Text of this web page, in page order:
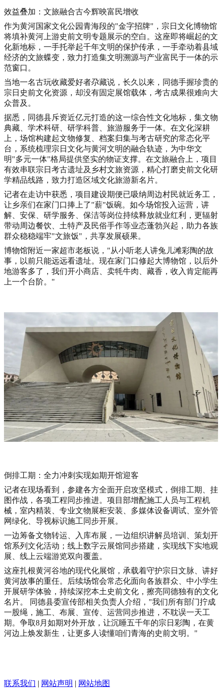
效益叠加：文旅融合古今辉映富民增收
作为黄河国家文化公园青海段的"金字招牌"，宗日文化博物馆
将填补黄河上游史前文明专题展示的空白。这座即将崛起的文
化新地标，一手托举起千年文明的保护传承，一手牵动着县域
经济的文旅蝶变，致力打造集文明溯源与产业富民于一体的示
范窗口。
当地一名古玩收藏爱好者尕藏说，长久以来，同德手握珍贵的
宗日史前文化资源，却没有固定展馆载体，考古成果很难向大
众普及。
据悉，同德县斥资近亿元打造的这一综合性文化地标，集文物
典藏、学术科研、研学科普、旅游服务于一体。在文化深耕
上，场馆构建起文物修复、档案归集与考古研究的常态化平
台，系统梳理宗日文化与黄河文明的融合轨迹，为中华文
明"多元一体"格局提供坚实的物证支撑。在文旅融合上，项目
有效串联宗日考古遗址及乡村文旅资源，精心打磨史前文化研
学精品线路，致力打造区域文化旅游新名片。
记者在走访中获悉，项目建设期便已吸纳周边村民就近务工，
让乡亲们在家门口捧上了"薪"饭碗。如今场馆投入运营，讲
解、安保、研学服务、保洁等岗位持续释放就业红利，更辐射
带动周边餐饮、土特产及民俗手作等业态蓬勃兴起，助力各族
群众稳稳端牢"文旅饭"，共享发展硕果。
博物馆附近一家超市老板说，"从小听老人讲兔儿滩彩陶的故
事，以前只能远远看遗址。现在家门口修起大博物馆，以后外
地游客多了，我们开小商店、卖牦牛肉、藏香，收入肯定能再
上一个台阶。"
倒排工期：全力冲刺实现如期开馆迎客
记者在现场看到，参建各方全面开启攻坚模式，倒排工期、挂
图作战，各项工程同步推进。项目部增配施工人员与工程机
械，室内精装、专业文物展柜安装、多媒体设备调试、室外管
网绿化、导视标识施工同步开展。
一边筹备文物转运、入库布展，一边组织讲解员培训、策划开
馆系列文化活动；线上数字云展馆同步搭建，实现线下实地观
展、线上云端游览双向覆盖。
这座扎根黄河谷地的现代化展馆，承载着守护宗日文脉、讲好
黄河故事的重任。后续场馆会常态化面向各族群众、中小学生
开展研学体验，持续深挖本土史前文化，擦亮同德独有的文化
名片。 同德县委宣传部相关负责人介绍，"我们所有部门拧成
一股绳，施工、布展、宣传、运营同步推进，不耽误一天工
期。争取8月如期对外开放，让沉睡五千年的宗日彩陶，在黄
河边上焕发新生，让更多人读懂咱们青海的史前文明。"
联系我们 | 网站声明 | 网站地图